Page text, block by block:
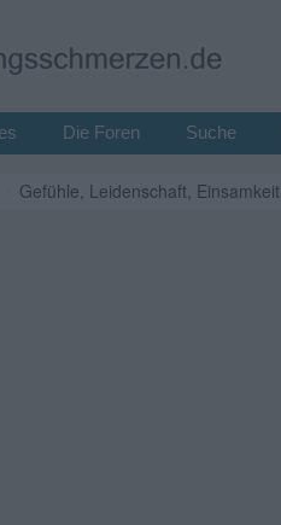
Die Foren Suche
Gefühle, Leidenschaft,